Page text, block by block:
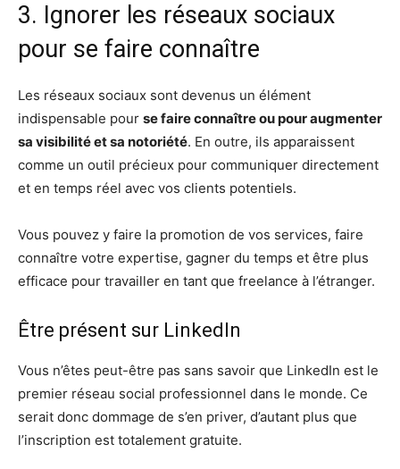
3. Ignorer les réseaux sociaux
pour se faire connaître
Les réseaux sociaux sont devenus un élément
indispensable pour se faire connaître ou pour augmenter
sa visibilité et sa notoriété. En outre, ils apparaissent
comme un outil précieux pour communiquer directement
et en temps réel avec vos clients potentiels.
Vous pouvez y faire la promotion de vos services, faire
connaître votre expertise, gagner du temps et être plus
efficace pour travailler en tant que freelance à l’étranger.
Être présent sur LinkedIn
Vous n’êtes peut-être pas sans savoir que LinkedIn est le
premier réseau social professionnel dans le monde. Ce
serait donc dommage de s’en priver, d’autant plus que
l’inscription est totalement gratuite.